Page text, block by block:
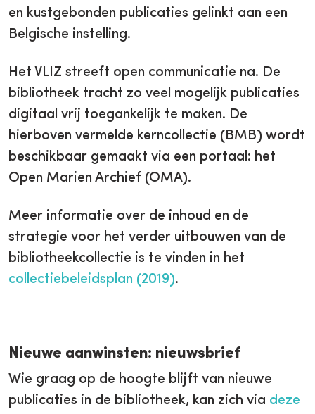
en kustgebonden publicaties gelinkt aan een
Belgische instelling.
Het VLIZ streeft open communicatie na. De
bibliotheek tracht zo veel mogelijk publicaties
digitaal vrij toegankelijk te maken. De
hierboven vermelde kerncollectie (BMB) wordt
beschikbaar gemaakt via een portaal: het
Open Marien Archief (OMA).
Meer informatie over de inhoud en de
strategie voor het verder uitbouwen van de
bibliotheekcollectie is te vinden in het
collectiebeleidsplan (2019).
Nieuwe aanwinsten: nieuwsbrief
Wie graag op de hoogte blijft van nieuwe
publicaties in de bibliotheek, kan zich via deze